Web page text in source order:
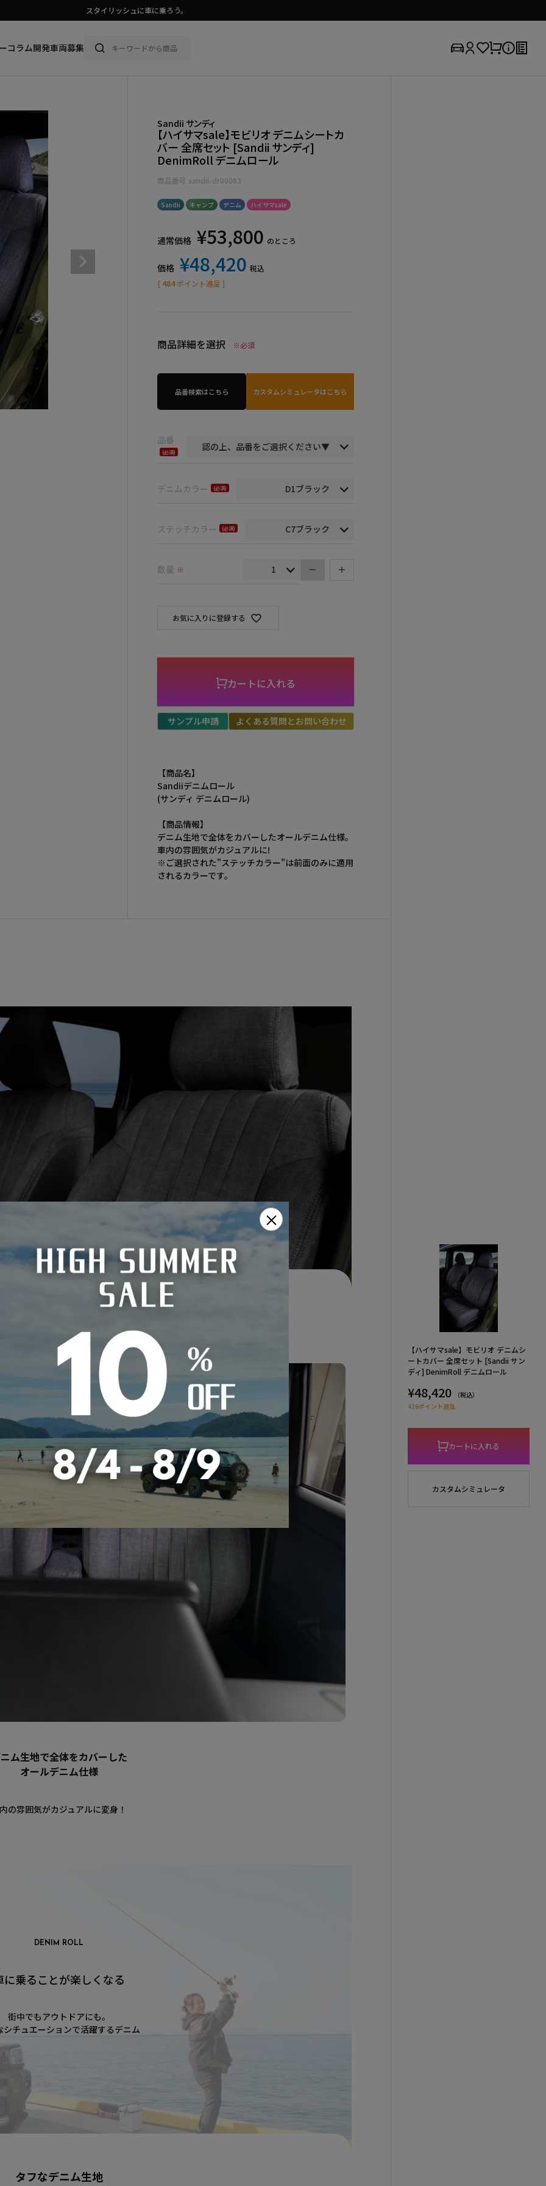
スタイリッシュに車に乗ろう。
コラム開発車両募集
Sandii サンディ
【ハイサマsale】モビリオ デニムシートカ
バー 全席セット [Sandii サンディ]
DenimRoll デニムロール
商品番号 sandii-dr00083
Sandii キャンプ デニム ハイサマsale
通常価格 ¥53,800 のところ
価格 ¥48,420 税込
[ 484ポイント進呈 ]
商品詳細を選択 ※必須
品番検索はこちら カスタムシミュレータはこちら
品番
デニムカラー
ステッチカラー
お気に入りに登録する
数量 ※
カートに入れる
サンプル申請 よくある質問とお問い合わせ
【商品名】
Sandiiデニムロール
(サンディ デニムロール)
【商品情報】
デニム生地で全体をカバーしたオールデニム仕様。
車内の雰囲気がカジュアルに!
※ご選択された"ステッチカラー"は前面のみに適用
されるカラーです。
DENIM ROLL
ム生地で全体をカバーした
オールデニム仕様
の雰囲気がカジュアルに変身！
DENIM ROLL
に乗ることが楽しくなる
街中でもアウトドアにも。
シチュエーションで活躍するデニム
タフなデニム生地
【ハイサマsale】モビリオ デニムシ
ートカバー 全席セット [Sandii サン
ディ] DenimRoll デニムロール
¥48,420
（税込）
436ポイント進呈
カートに入れる
カスタムシミュレータ
×